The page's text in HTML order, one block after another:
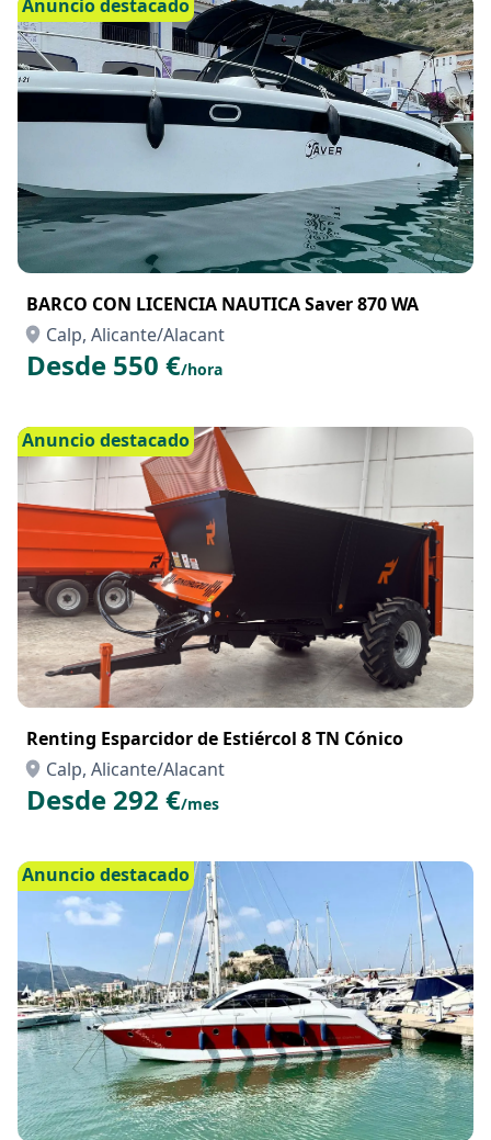
Anuncio destacado
BARCO CON LICENCIA NAUTICA Saver 870 WA
Calp, Alicante/Alacant
Desde 550 €/hora
Anuncio destacado
Renting Esparcidor de Estiércol 8 TN Cónico
Calp, Alicante/Alacant
Desde 292 €/mes
Anuncio destacado